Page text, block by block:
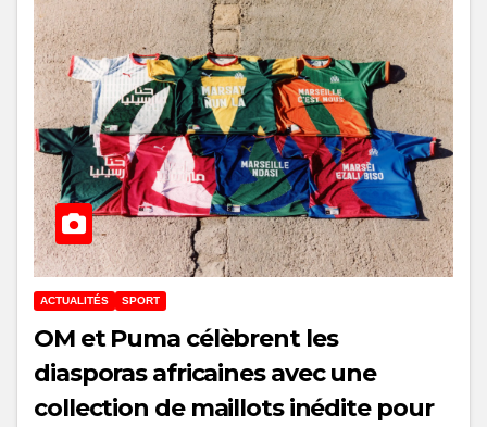
ACTUALITÉS SPORT
OM et Puma célèbrent les
diasporas africaines avec une
collection de maillots inédite pour